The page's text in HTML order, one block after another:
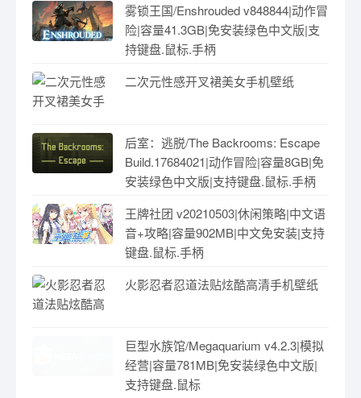
雾锁王国/Enshrouded v848844|动作冒
险|容量41.3GB|免安装绿色中文版|支
持键盘.鼠标.手柄
二次元性感开叉裙美女手机壁纸
后室：逃脱/The Backrooms: Escape
Build.17684021|动作冒险|容量8GB|免
安装绿色中文版|支持键盘.鼠标.手柄
王牌社团 v20210503|休闲策略|中文语
音+攻略|容量902MB|中文免安装|支持
键盘.鼠标.手柄
火影忍者忍道法贴炫酷高清手机壁纸
巨型水族馆/Megaquarium v4.2.3|模拟
经营|容量781MB|免安装绿色中文版|
支持键盘.鼠标